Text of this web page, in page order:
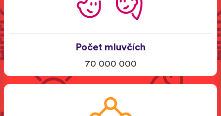
Počet mluvčích
70 000 000